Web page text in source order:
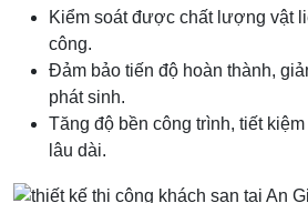
Kiểm soát được chất lượng vật
công.
Đảm bảo tiến độ hoàn thành,
phát sinh.
Tăng độ bền công trình, tiết
lâu dài.